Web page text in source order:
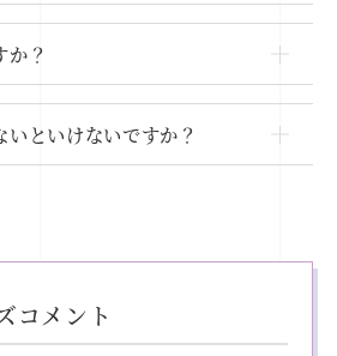
か？
いといけないですか？
コメント